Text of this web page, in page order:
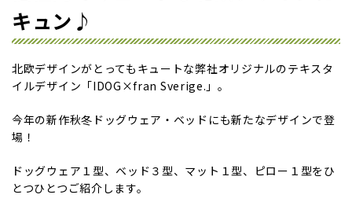
キュン♪
北欧デザインがとってもキュートな弊社オリジナルのテキスタ
イルデザイン「IDOG×fran Sverige.」。
今年の新作秋冬ドッグウェア・ベッドにも新たなデザインで登
場！
ドッグウェア１型、ベッド３型、マット１型、ピロー１型をひ
とつひとつご紹介します。